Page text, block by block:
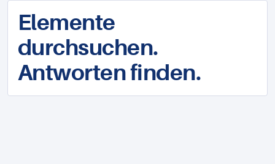
Elemente
durchsuchen.
Antworten finden.